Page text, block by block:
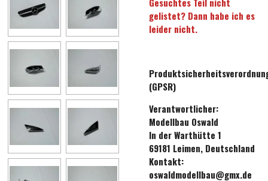
gelistet? Dann habe ich es
leider nicht.
(GPSR)
Verantwortlicher:
Modellbau Oswald
In der Warthütte 1
69181 Leimen, Deutschland
Kontakt:
oswaldmodellbau@gmx.de